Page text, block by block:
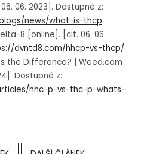
06. 2023]. Dostupné z:
news/what-is-thcp
8 [online]. [cit. 06. 06.
dvntd8.com/hhcp-vs-thcp/
the Difference? | Weed.com
Dostupné z:
hhc-p-vs-thc-p-whats-